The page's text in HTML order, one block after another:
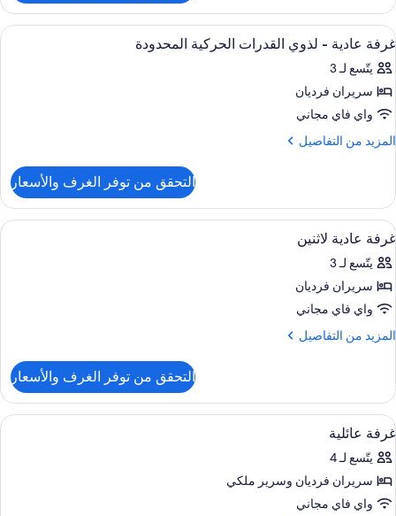
غرفة
رباعية
-
عدة
أسرّة
استعراض
جميع
صور
غرفة
عادية
-
الحركية
المحدودة
خزنة داخل الغرفة ومكتب وستائر تعتيم
6
غرفة عادية - لذوي القدرات الحركية المحدودة
يتّسع لـ 3
سريران فرديان
واي فاي مجاني
المزيد من التفاصيل
المزيد
غرفة
عادية
-
لذوي
القدرات
الحركية
المحدودة
التحقق من توفر الغرف والأسعار
استعراض
جميع
صور
غرفة
عادية
لاثنين
خزنة داخل الغرفة ومكتب وستائر تعتيم
7
غرفة عادية لاثنين
يتّسع لـ 3
سريران فرديان
واي فاي مجاني
المزيد من التفاصيل
المزيد
غرفة
عادية
لاثنين
التحقق من توفر الغرف والأسعار
استعراض
جميع
صور
غرفة
عائلية
خزنة داخل الغرفة ومكتب وستائر تعتيم
6
غرفة عائلية
يتّسع لـ 4
سريران فرديان‫‬ وسرير ملكي
واي فاي مجاني